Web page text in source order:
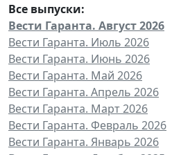
Все выпуски:
Вести Гаранта. Август 2026
Вести Гаранта. Июль 2026
Вести Гаранта. Июнь 2026
Вести Гаранта. Май 2026
Вести Гаранта. Апрель 2026
Вести Гаранта. Март 2026
Вести Гаранта. Февраль 2026
Вести Гаранта. Январь 2026